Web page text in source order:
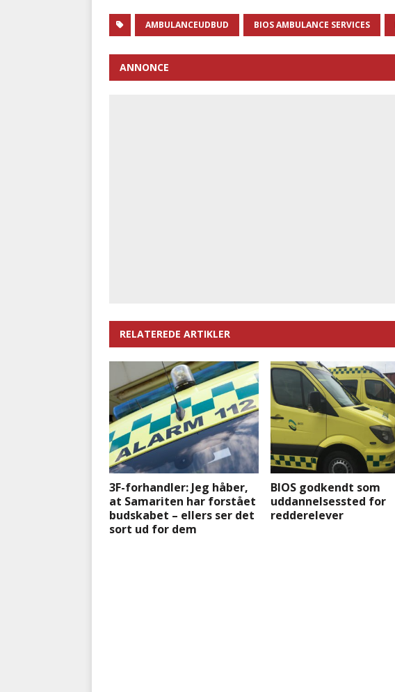
AMBULANCEUDBUD BIOS AMBULANCE SERVICES
ANNONCE
RELATEREDE ARTIKLER
3F-forhandler: Jeg håber,
at Samariten har forstået
budskabet – ellers ser det
sort ud for dem
BIOS godkendt som
uddannelsessted for
redderelever